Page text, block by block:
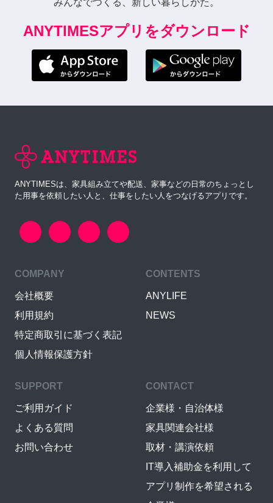
みんなでつくる、新しい暮らしかた。
ANYTIMESアプリをダウンロード
ANYTIMESは、家具組み立てや配送、家事などの日常のちょっとし
た用事を依頼したい人と、仕事をしたい人をつなげるアプリです。
COMPANY
会社概要
利用規約
特定商取引に基づく表記
個人情報保護方針
CONTENTS
ANYLIFE
NEWS
SUPPORT
ご利用ガイド
よくある質問
お問い合わせ
CONTACT
企業様・自治体様
家具関連会社様
取材・講演依頼
IT導入補助金を利用して
アプリ制作を希望される